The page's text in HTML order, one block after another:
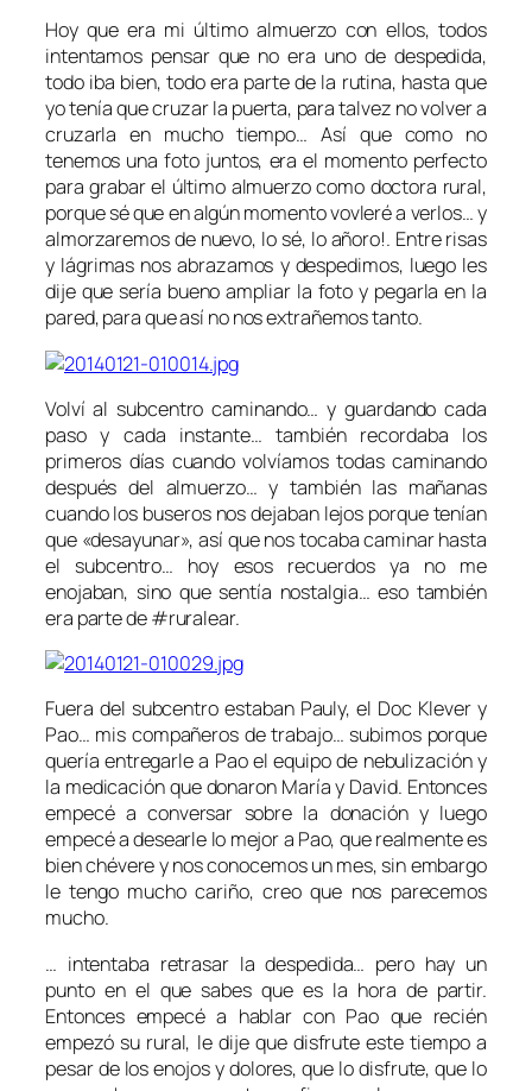
Hoy que era mi último almuerzo con ellos, todos
intentamos pensar que no era uno de despedida,
todo iba bien, todo era parte de la rutina, hasta que
yo tenía que cruzar la puerta, para talvez no volver a
cruzarla en mucho tiempo… Así que como no
tenemos una foto juntos, era el momento perfecto
para grabar el último almuerzo como doctora rural,
porque sé que en algún momento vovleré a verlos… y
almorzaremos de nuevo, lo sé, lo añoro!. Entre risas
y lágrimas nos abrazamos y despedimos, luego les
dije que sería bueno ampliar la foto y pegarla en la
pared, para que así no nos extrañemos tanto.
Volví al subcentro caminando… y guardando cada
paso y cada instante… también recordaba los
primeros días cuando volvíamos todas caminando
después del almuerzo… y también las mañanas
cuando los buseros nos dejaban lejos porque tenían
que «desayunar», así que nos tocaba caminar hasta
el subcentro… hoy esos recuerdos ya no me
enojaban, sino que sentía nostalgia… eso también
era parte de #ruralear.
Fuera del subcentro estaban Pauly, el Doc Klever y
Pao… mis compañeros de trabajo… subimos porque
quería entregarle a Pao el equipo de nebulización y
la medicación que donaron María y David. Entonces
empecé a conversar sobre la donación y luego
empecé a desearle lo mejor a Pao, que realmente es
bien chévere y nos conocemos un mes, sin embargo
le tengo mucho cariño, creo que nos parecemos
mucho.
… intentaba retrasar la despedida… pero hay un
punto en el que sabes que es la hora de partir.
Entonces empecé a hablar con Pao que recién
empezó su rural, le dije que disfrute este tiempo a
pesar de los enojos y dolores, que lo disfrute, que lo